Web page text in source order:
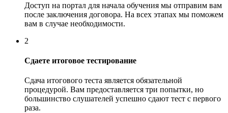
Доступ на портал для начала обучения мы отправим вам
после заключения договора. На всех этапах мы поможем
вам в случае необходимости.
2
Сдаете итоговое тестирование
Сдача итогового теста является обязательной
процедурой. Вам предоставляется три попытки, но
большинство слушателей успешно сдают тест с первого
раза.